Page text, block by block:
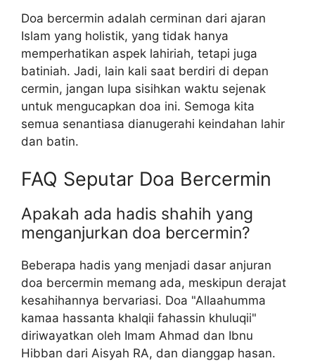
Doa bercermin adalah cerminan dari ajaran
Islam yang holistik, yang tidak hanya
memperhatikan aspek lahiriah, tetapi juga
batiniah. Jadi, lain kali saat berdiri di depan
cermin, jangan lupa sisihkan waktu sejenak
untuk mengucapkan doa ini. Semoga kita
semua senantiasa dianugerahi keindahan lahir
dan batin.
FAQ Seputar Doa Bercermin
Apakah ada hadis shahih yang
menganjurkan doa bercermin?
Beberapa hadis yang menjadi dasar anjuran
doa bercermin memang ada, meskipun derajat
kesahihannya bervariasi. Doa "Allaahumma
kamaa hassanta khalqii fahassin khuluqii"
diriwayatkan oleh Imam Ahmad dan Ibnu
Hibban dari Aisyah RA, dan dianggap hasan.